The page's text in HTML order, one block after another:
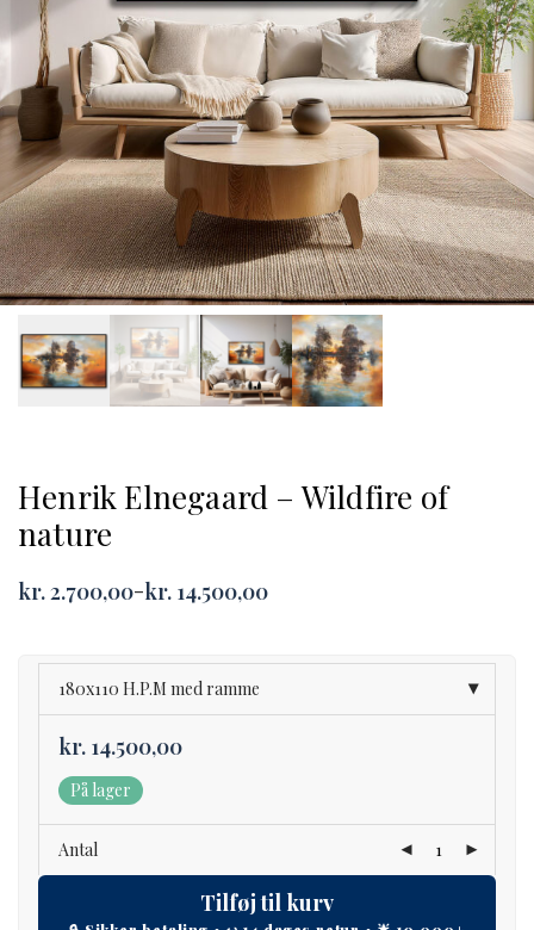
Henrik Elnegaard – Wildfire of
nature
kr.2.700,00–kr. 14.500,00
Price
kr. 14.500,00
180x110 H.P.M med ramme
kr. 14.500,00
På lager
Antal
Tilføj til kurv